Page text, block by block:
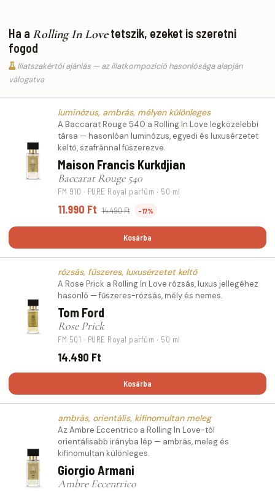
Ha a Rolling In Lovetetszik, ezeket is szeretni
fogod
Illatszakértői ajánlás — az illatkompozíció hasonlósága alapján
válogatva
luminózus, ambrás, mélyen különleges
A Baccarat Rouge 540 a Rolling In Love legközelebbi
társa — hasonlóan luminózus, egyedi és luxusérzetet
keltő, szafránnal fűszerezve.
Maison Francis Kurkdjian
Baccarat Rouge 540
FM 910 · PURE Royal parfüm · 50 ml
11.990 Ft 14.490 Ft -17%
Kosárba
rózsás, fűszeres, luxusérzetet keltő
A Rose Prick a Rolling In Love rózsás, luxus jellegéhez
hasonló — fűszeres-rózsás, mély és nemes.
Tom Ford
Rose Prick
FM 501 · PURE Royal parfüm · 50 ml
14.490 Ft
Kosárba
ambrás, orientális, kifinomultan meleg
Az Ambre Eccentrico a Rolling In Love-tól
orientálisabb irányba lép — ambrás, meleg és
kifinomultan különleges.
Giorgio Armani
Ambre Eccentrico